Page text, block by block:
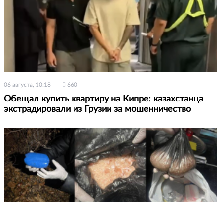
06 августа, 10:18 660
Обещал купить квартиру на Кипре: казахстанца
экстрадировали из Грузии за мошенничество